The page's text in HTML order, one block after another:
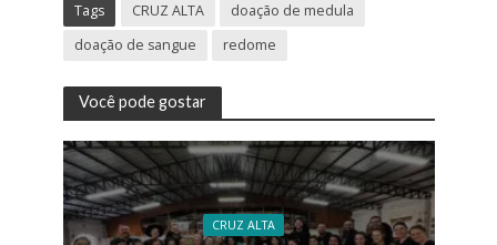
Tags CRUZ ALTA
doação de medula
doação de sangue
redome
Você pode gostar
CRUZ ALTA